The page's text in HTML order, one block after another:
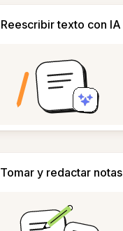
Reescribir texto con IA
Tomar y redactar notas